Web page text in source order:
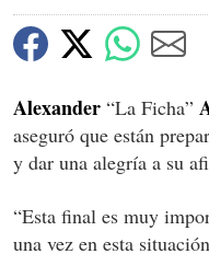
Alexander “La Ficha”
aseguró que están
y dar una alegría a su
“Esta final es muy
una vez en esta